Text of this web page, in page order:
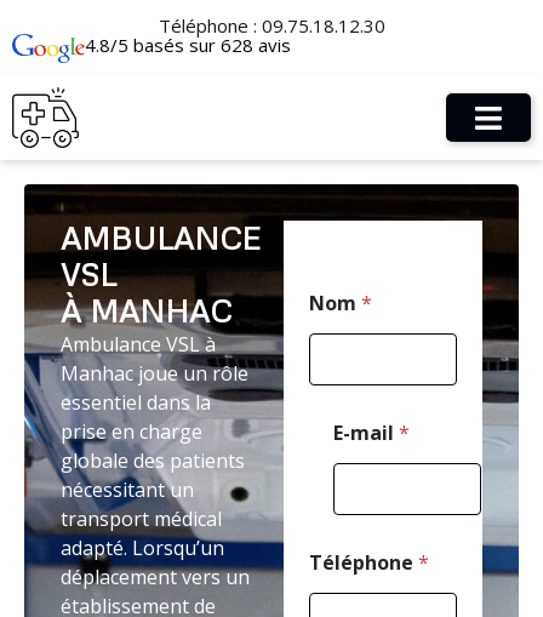
Téléphone : 09.75.18.12.30
4.8/5 basés sur 628 avis
AMBULANCE
VSL
À MANHAC
Ambulance VSL à
Manhac joue un rôle
essentiel dans la
prise en charge
globale des patients
nécessitant un
transport médical
adapté. Lorsqu’un
déplacement vers un
établissement de
é
l
p
a
Nom *
E-mail *
Téléphone *